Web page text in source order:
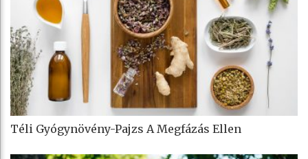
Téli Gyógynövény-Pajzs A Megfázás Ellen